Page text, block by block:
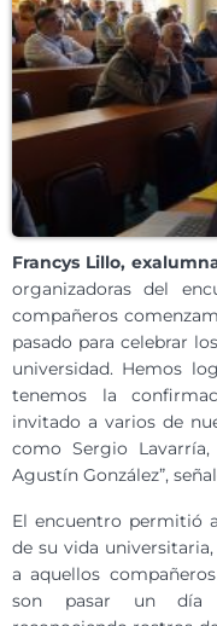
Francys Lillo,
organizadoras del
compañeros
pasado para celebrar
universidad. Hemos
tenemos la
invitado a varios de
como Sergio
Agustín González”,
El encuentro permitió
de su vida
a aquellos
son pasar un día